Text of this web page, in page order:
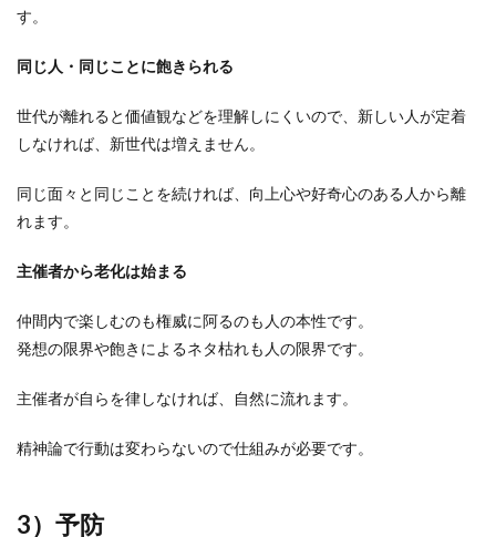
す。
同じ人・同じことに飽きられる
世代が離れると価値観などを理解しにくいので、新しい人が定着
しなければ、新世代は増えません。
同じ面々と同じことを続ければ、向上心や好奇心のある人から離
れます。
主催者から老化は始まる
仲間内で楽しむのも権威に阿るのも人の本性です。
発想の限界や飽きによるネタ枯れも人の限界です。
主催者が自らを律しなければ、自然に流れます。
精神論で行動は変わらないので仕組みが必要です。
3）予防